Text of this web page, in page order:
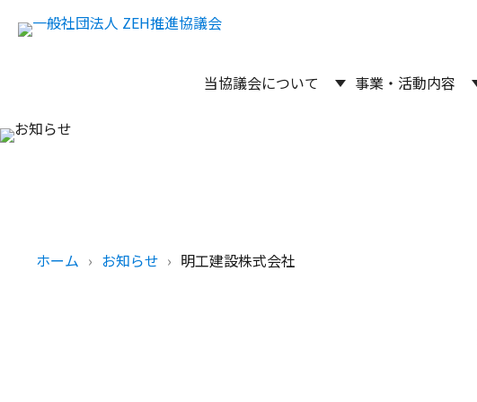
当協議会について 事業・活動内容
ホーム お知らせ 明工建設株式会社